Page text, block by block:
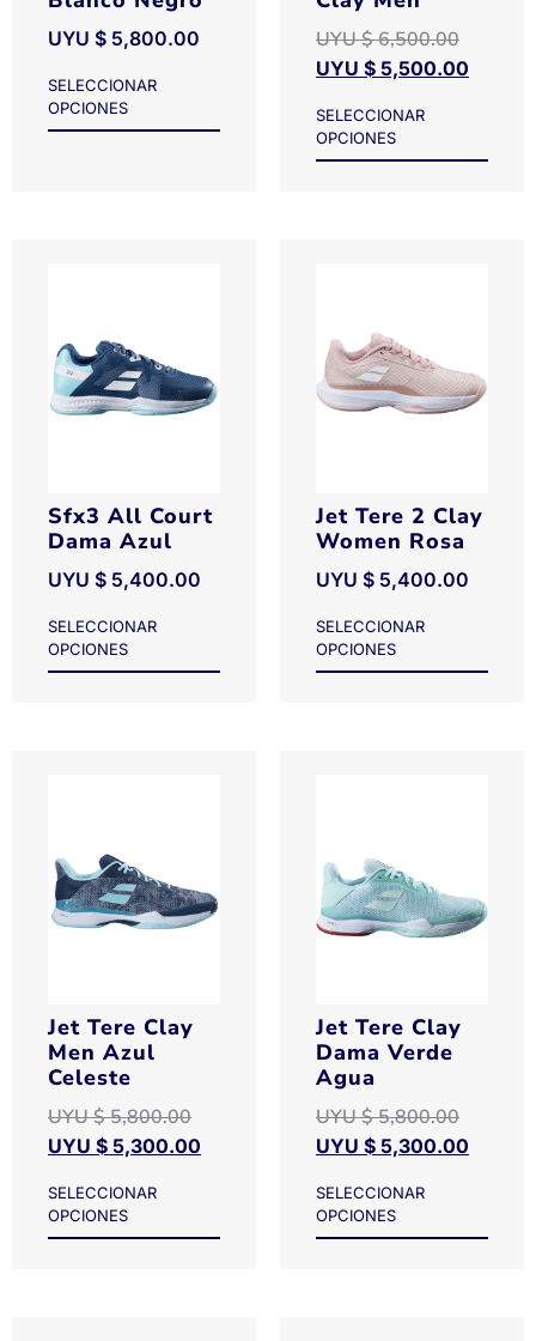
UYU $ 5,800.00
SELECCIONAR
OPCIONES
UYU $6,500.00
UYU $ 5,500.00
SELECCIONAR
OPCIONES
Sfx3 All Court
Dama Azul
UYU $ 5,400.00
SELECCIONAR
OPCIONES
Jet Tere 2 Clay
Women Rosa
UYU $ 5,400.00
SELECCIONAR
OPCIONES
Jet Tere Clay
Men Azul
Celeste
UYU $5,800.00
UYU $ 5,300.00
SELECCIONAR
OPCIONES
Jet Tere Clay
Dama Verde
Agua
UYU $5,800.00
UYU $ 5,300.00
SELECCIONAR
OPCIONES